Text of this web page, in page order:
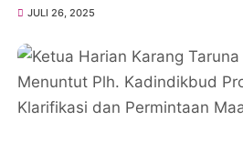
JULI 26, 2025